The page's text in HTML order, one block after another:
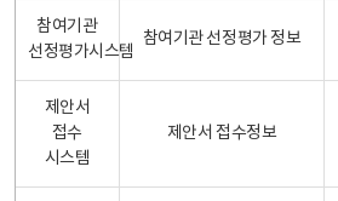
참여기관
선정평가시스템
참여기관 선정평가 정보
제안서
접수
시스템
제안서 접수정보